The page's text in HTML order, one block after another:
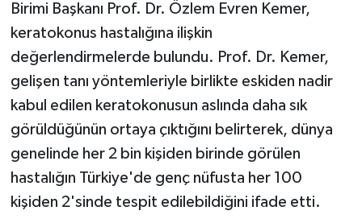
Birimi Başkanı Prof. Dr. Özlem Evren Kemer,
keratokonus hastalığına ilişkin
değerlendirmelerde bulundu. Prof. Dr. Kemer,
gelişen tanı yöntemleriyle birlikte eskiden nadir
kabul edilen keratokonusun aslında daha sık
görüldüğünün ortaya çıktığını belirterek, dünya
genelinde her 2 bin kişiden birinde görülen
hastalığın Türkiye'de genç nüfusta her 100
kişiden 2'sinde tespit edilebildiğini ifade etti.